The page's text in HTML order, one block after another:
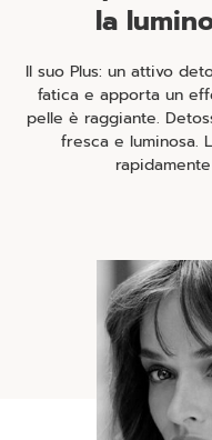
la
Il suo Plus: un attivo
fatica e apporta un
pelle è raggiante.
fresca e luminosa.